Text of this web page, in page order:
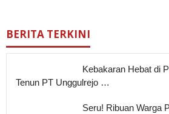
BERITA TERKINI
Kebakaran Hebat di
Tenun PT Unggulrejo …
Seru! Ribuan Warga